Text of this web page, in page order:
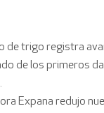
de trigo registra
de los primeros
Expana redujo